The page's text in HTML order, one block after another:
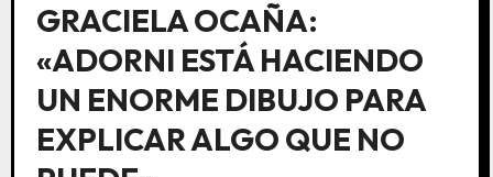
GRACIELA OCAÑA:
«ADORNI ESTÁ HACIENDO
UN ENORME DIBUJO PARA
EXPLICAR ALGO QUE NO